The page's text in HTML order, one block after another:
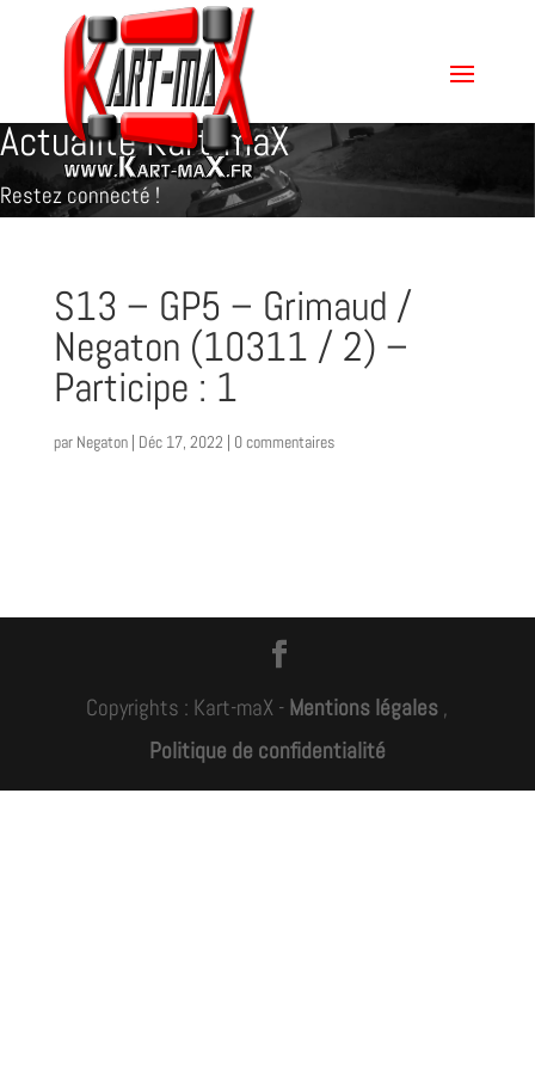
Actualité Kart-maX
Restez connecté !
S13 – GP5 – Grimaud /
Negaton (10311 / 2) –
Participe : 1
par Negaton| Déc 17, 2022 | 0 commentaires
Copyrights : Kart-maX - Mentions légales ,
Politique de confidentialité